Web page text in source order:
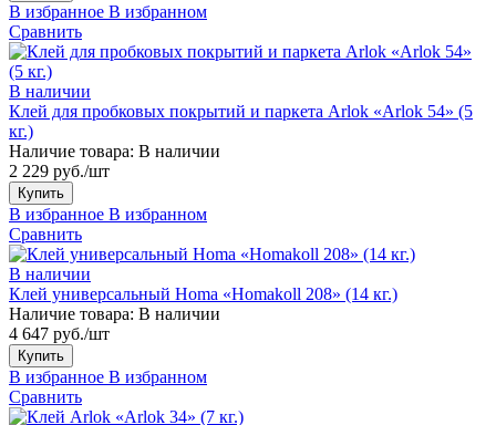
В избранное В избранном
Сравнить
В наличии
Клей для пробковых покрытий и паркета Arlok «Arlok 54» (5
кг.)
Наличие товара: В наличии
2 229 руб./шт
Купить
В избранное В избранном
Сравнить
В наличии
Клей универсальный Homa «Homakoll 208» (14 кг.)
Наличие товара: В наличии
4 647 руб./шт
Купить
В избранное В избранном
Сравнить